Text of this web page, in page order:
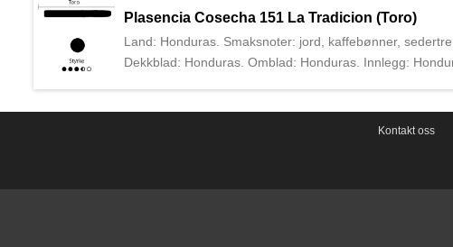
har senere flyttet sin hovedproduksjon over til
Land: Honduras. Smaksnoter: jord, kaffebønner,
Dekkblad: Honduras. Omblad: Honduras. Innlegg:
Plasencia Cosecha 151 La Tradicion (Toro)
Kontakt oss